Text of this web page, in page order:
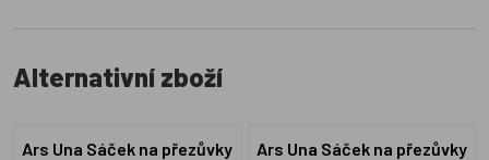
Alternativní zboží
Ars Una Sáček na přezůvky
Ars Una Sáček na přezůvky